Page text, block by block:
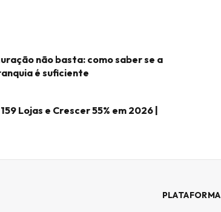
não basta: como saber se a
é suficiente
Lojas e Crescer 55% em 2026 |
PLATAFORMA